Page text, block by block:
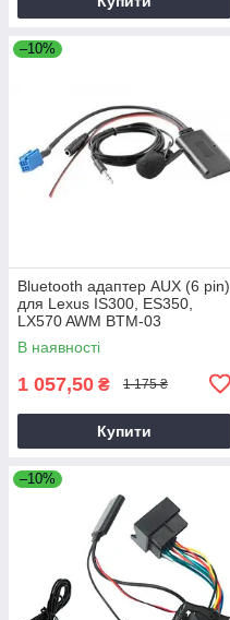
–10%
Bluetooth адаптер AUX (6 pin)
для Lexus IS300, ES350,
LX570 AWM BTM-03
В наявності
1 057,50 ₴ 1 175 ₴
Купити
–10%